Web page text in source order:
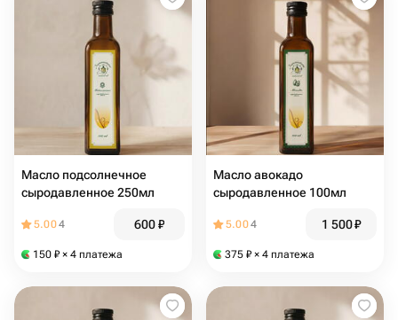
Масло подсолнечное
сыродавленное 250мл
5.004 600₽
150 ₽ × 4 платежа
Масло авокадо
сыродавленное 100мл
5.004 1 500₽
375 ₽ × 4 платежа